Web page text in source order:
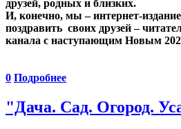
друзей, родных и близких.
И, конечно, мы – интернет-
поздравить своих друзей –
канала с наступающим Новым
0 Подробнее
"Дача. Сад. Огород.